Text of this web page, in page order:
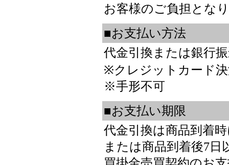
お客様のご負担とな
■お支払い方法
代金引換または銀行
※クレジットカード
※手形不可
■お支払い期限
代金引換は商品到着
または商品到着後7日